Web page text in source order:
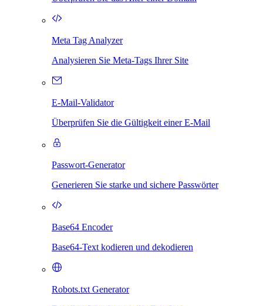
Meta Tag Analyzer
Analysieren Sie Meta-Tags Ihrer Site
E-Mail-Validator
Überprüfen Sie die Gültigkeit einer E-Mail
Passwort-Generator
Generieren Sie starke und sichere Passwörter
Base64 Encoder
Base64-Text kodieren und dekodieren
Robots.txt Generator